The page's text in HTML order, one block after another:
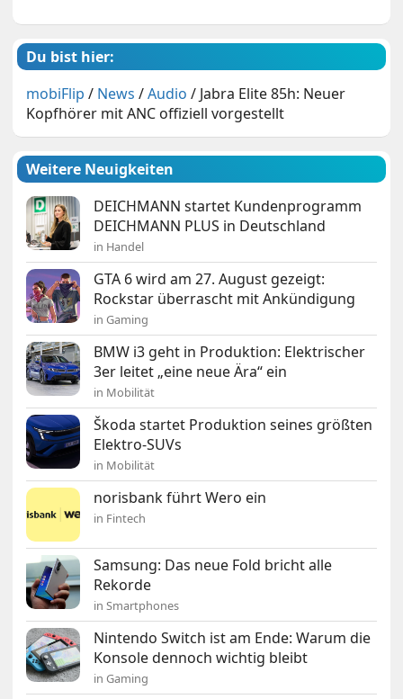
Du bist hier:
mobiFlip / News /Audio / Jabra Elite 85h: Neuer
Kopfhörer mit ANC offiziell vorgestellt
Weitere Neuigkeiten
DEICHMANN startet Kundenprogramm
DEICHMANN PLUS in Deutschland
in Handel
GTA 6 wird am 27. August gezeigt:
Rockstar überrascht mit Ankündigung
in Gaming
BMW i3 geht in Produktion: Elektrischer
3er leitet „eine neue Ära“ ein
in Mobilität
Škoda startet Produktion seines größten
Elektro-SUVs
in Mobilität
norisbank führt Wero ein
in Fintech
Samsung: Das neue Fold bricht alle
Rekorde
in Smartphones
Nintendo Switch ist am Ende: Warum die
Konsole dennoch wichtig bleibt
in Gaming